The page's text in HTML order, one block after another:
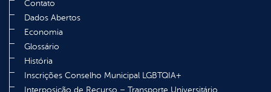
Contato
Dados Abertos
Economia
Glossário
História
Inscrições Conselho Municipal LGBTQIA+
Interposição de Recurso – Transporte Universitário